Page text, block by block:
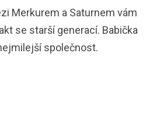
Merkurem a Saturnem vám
se starší generací. Babička
společnost.